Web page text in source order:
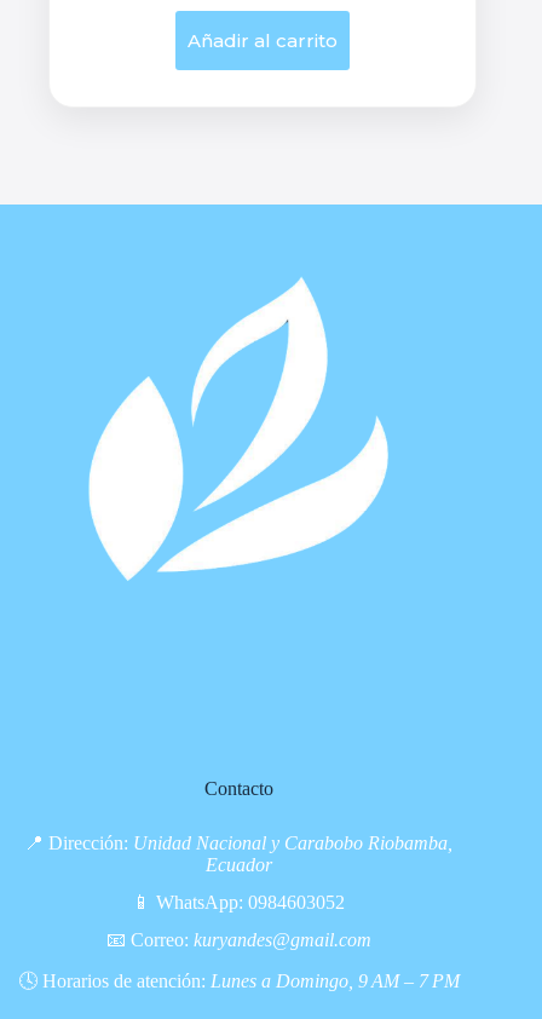
Añadir al carrito
Contacto
📍 Dirección: Unidad Nacional y Carabobo Riobamba,
Ecuador
📱 WhatsApp:0984603052
📧 Correo: kuryandes@gmail.com
🕓 Horarios de atención: Lunes a Domingo, 9 AM – 7 PM